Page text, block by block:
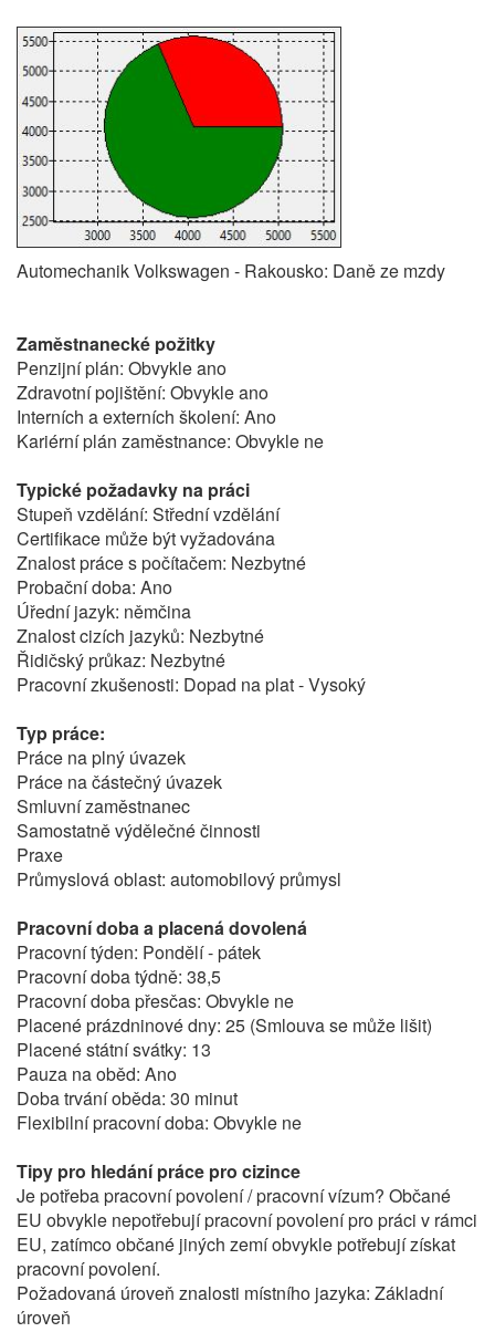
Automechanik Volkswagen - Rakousko: Daně ze mzdy
Zaměstnanecké požitky
Penzijní plán: Obvykle ano
Zdravotní pojištění: Obvykle ano
Interních a externích školení: Ano
Kariérní plán zaměstnance: Obvykle ne
Typické požadavky na práci
Stupeň vzdělání: Střední vzdělání
Certifikace může být vyžadována
Znalost práce s počítačem: Nezbytné
Probační doba: Ano
Úřední jazyk: němčina
Znalost cizích jazyků: Nezbytné
Řidičský průkaz: Nezbytné
Pracovní zkušenosti: Dopad na plat - Vysoký
Typ práce:
Práce na plný úvazek
Práce na částečný úvazek
Smluvní zaměstnanec
Samostatně výdělečné činnosti
Praxe
Průmyslová oblast: automobilový průmysl
Pracovní doba a placená dovolená
Pracovní týden: Pondělí - pátek
Pracovní doba týdně: 38,5
Pracovní doba přesčas: Obvykle ne
Placené prázdninové dny: 25 (Smlouva se může lišit)
Placené státní svátky: 13
Pauza na oběd: Ano
Doba trvání oběda: 30 minut
Flexibilní pracovní doba: Obvykle ne
Tipy pro hledání práce pro cizince
Je potřeba pracovní povolení / pracovní vízum? Občané
EU obvykle nepotřebují pracovní povolení pro práci v rámci
EU, zatímco občané jiných zemí obvykle potřebují získat
pracovní povolení.
Požadovaná úroveň znalosti místního jazyka: Základní
úroveň